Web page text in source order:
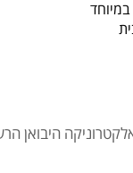
היבואן